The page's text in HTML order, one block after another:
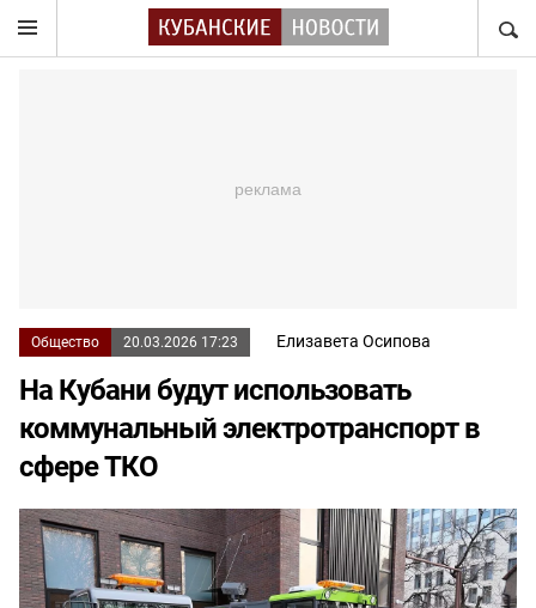
Общество 20.03.2026 17:23 Елизавета Осипова
На Кубани будут использовать
коммунальный электротранспорт в
сфере ТКО